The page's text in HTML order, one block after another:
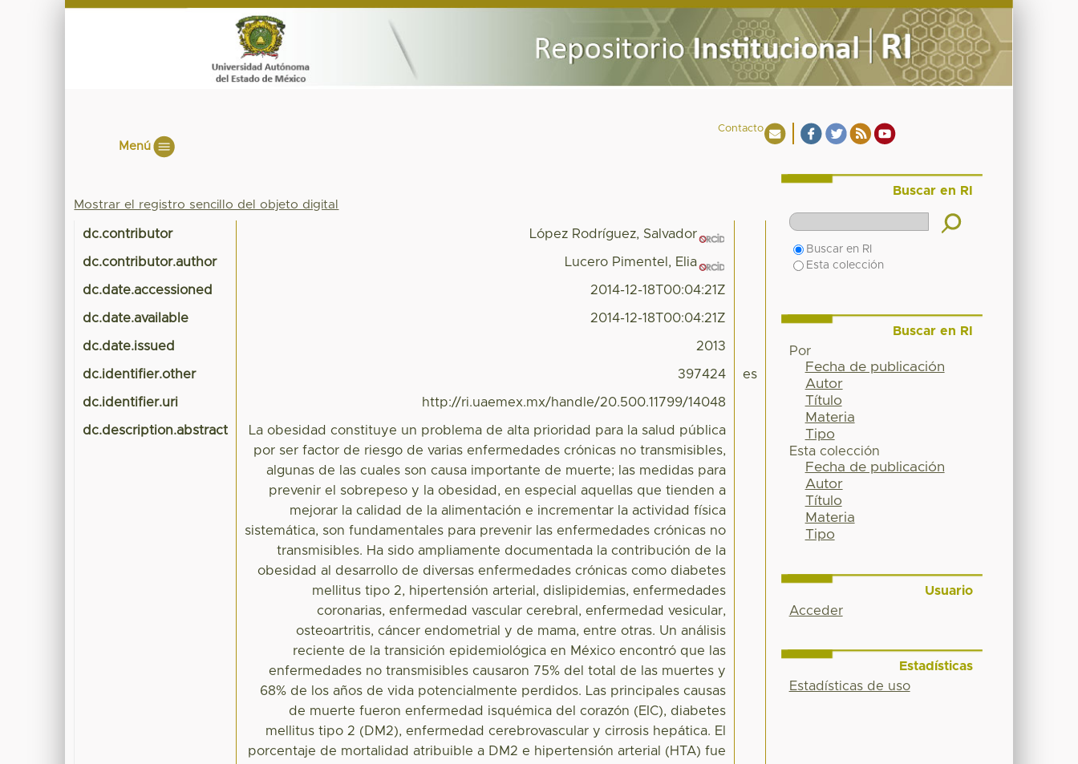
Contacto
Menú
Mostrar el registro sencillo del objeto digital
dc.contributor López Rodríguez, Salvador
dc.contributor.author Lucero Pimentel, Elia
dc.date.accessioned 2014-12-18T00:04:21Z
dc.date.available 2014-12-18T00:04:21Z
dc.date.issued 2013
dc.identifier.other 397424 es
dc.identifier.uri http://ri.uaemex.mx/handle/20.500.11799/14048
dc.description.abstract
La obesidad constituye un problema de alta prioridad para la salud pública
por ser factor de riesgo de varias enfermedades crónicas no transmisibles,
algunas de las cuales son causa importante de muerte; las medidas para
prevenir el sobrepeso y la obesidad, en especial aquellas que tienden a
mejorar la calidad de la alimentación e incrementar la actividad física
sistemática, son fundamentales para prevenir las enfermedades crónicas no
transmisibles. Ha sido ampliamente documentada la contribución de la
obesidad al desarrollo de diversas enfermedades crónicas como diabetes
mellitus tipo 2, hipertensión arterial, dislipidemias, enfermedades
coronarias, enfermedad vascular cerebral, enfermedad vesicular,
osteoartritis, cáncer endometrial y de mama, entre otras. Un análisis
reciente de la transición epidemiológica en México encontró que las
enfermedades no transmisibles causaron 75% del total de las muertes y
68% de los años de vida potencialmente perdidos. Las principales causas
de muerte fueron enfermedad isquémica del corazón (EIC), diabetes
mellitus tipo 2 (DM2), enfermedad cerebrovascular y cirrosis hepática. El
porcentaje de mortalidad atribuible a DM2 e hipertensión arterial (HTA) fue
Buscar en RI
Buscar en RI
Esta colección
Buscar en RI
Por
Fecha de publicación
Autor
Título
Materia
Tipo
Esta colección
Fecha de publicación
Autor
Título
Materia
Tipo
Usuario
Acceder
Estadísticas
Estadísticas de uso